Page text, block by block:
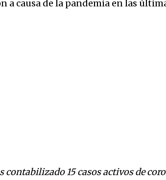
a causa de la pandemia en las
contabilizado 15 casos activos de